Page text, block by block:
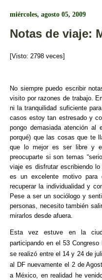
b
o
k
ar
tir
miércoles, agosto 05, 2009
Notas de viaje:
[Visto: 2798 veces]
No siempre puedo escribir
visito por razones de trabajo.
ni la tranquilidad suficiente
casos estoy tan estresado y
pongo demasiada atención al
porqué) que las cosas que te
que lo mejor es ser libre y
preocuparte si son temas
viaje es disfrutar escribiendo
es un excelente motivo para
recuperar la individualidad y
Pese a ser un sociólogo y
personas, necesito también
mirarlos desde afuera.
Esta vez estuve en la
participando en el 53
se realizó entre el 14 y 24 de
al DF nuevamente el 2 de
a México, en realidad he